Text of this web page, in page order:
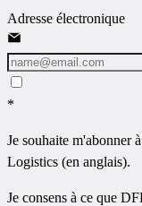
Adresse électronique
*
Je souhaite m'abonner
Logistics (en anglais).
Je consens à ce que